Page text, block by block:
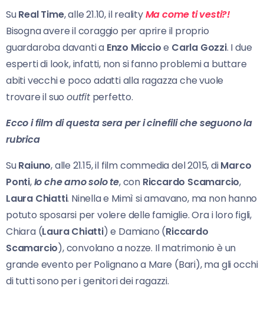
SuReal Time, alle 21.10, il realityMa come ti vesti?!
Bisogna avere il coraggio per aprire il proprio
guardaroba davanti a Enzo Miccioe Carla Gozzi. I due
esperti di look, infatti, non si fanno problemi a buttare
abiti vecchi e poco adatti alla ragazza che vuole
trovare il suooutfitperfetto.
Ecco i film di questa sera per i cinefili che seguono la
rubrica
SuRaiuno, alle 21.15, il film commedia del 2015, diMarco
Ponti,Io che amo solo te, con Riccardo Scamarcio,
Laura Chiatti. Ninella e Mimì si amavano, ma non hanno
potuto sposarsi per volere delle famiglie. Ora i loro figli,
Chiara (Laura Chiatti) e Damiano (Riccardo
Scamarcio), convolano a nozze. Il matrimonio è un
grande evento per Polignano a Mare (Bari), ma gli occhi
di tutti sono per i genitori dei ragazzi.